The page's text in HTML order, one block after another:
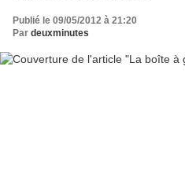
Publié le 09/05/2012 à 21:20
Par deuxminutes